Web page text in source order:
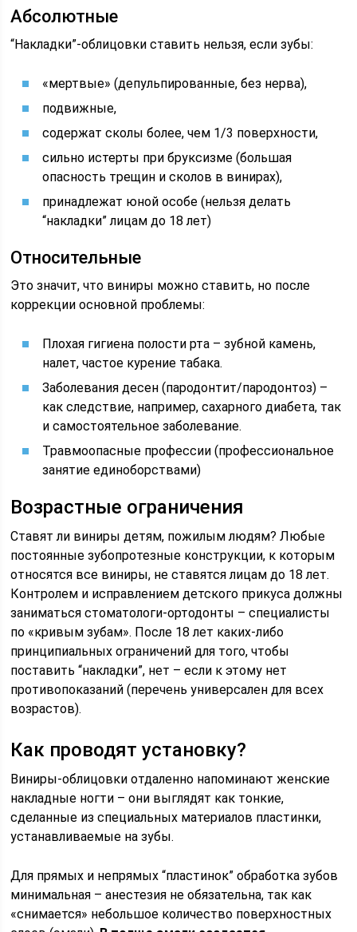
Абсолютные
“Накладки”-облицовки ставить нельзя, если зубы:
«мертвые» (депульпированные, без нерва),
подвижные,
содержат сколы более, чем 1/3 поверхности,
сильно истерты при бруксизме (большая
опасность трещин и сколов в винирах),
принадлежат юной особе (нельзя делать
“накладки” лицам до 18 лет)
Относительные
Это значит, что виниры можно ставить, но после
коррекции основной проблемы:
Плохая гигиена полости рта – зубной камень,
налет, частое курение табака.
Заболевания десен (пародонтит/пародонтоз) –
как следствие, например, сахарного диабета, так
и самостоятельное заболевание.
Травмоопасные профессии (профессиональное
занятие единоборствами)
Возрастные ограничения
Ставят ли виниры детям, пожилым людям? Любые
постоянные зубопротезные конструкции, к которым
относятся все виниры, не ставятся лицам до 18 лет.
Контролем и исправлением детского прикуса должны
заниматься стоматологи-ортодонты – специалисты
по «кривым зубам». После 18 лет каких-либо
принципиальных ограничений для того, чтобы
поставить “накладки”, нет – если к этому нет
противопоказаний (перечень универсален для всех
возрастов).
Как проводят установку?
Виниры-облицовки отдаленно напоминают женские
накладные ногти – они выглядят как тонкие,
сделанные из специальных материалов пластинки,
устанавливаемые на зубы.
Для прямых и непрямых “пластинок” обработка зубов
минимальная – анестезия не обязательна, так как
«снимается» небольшое количество поверхностных